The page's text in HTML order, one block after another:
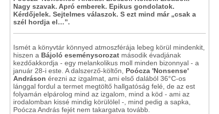
Nagy szavak. Apró emberek. Epikus gondolatok.
Kérdőjelek. Sejtelmes válaszok. S ezt mind már „csak a
szél hordja el…”.
Ismét a könyvtár könnyed atmoszférája lebeg körül mindenkit,
hiszen a Bájoló eseménysorozat második évadjának
kezdőakkordja - egy melankolikus moll minden bizonnyal - a
január 28-i este. A dalszerző-költőn, Poócza 'Nonsense'
Andráson érezni az izgalmat, ami első dalából 36°C-os
lánggal fordul a termet megtöltő hallgatóság felé, de az est
folyamán elpárolog mind az izgalom, mind a köd - ami az
irodalomban kissé mindig körülölel -, mind pedig a sapka,
Poócza András fejét nem takargatva tovább.